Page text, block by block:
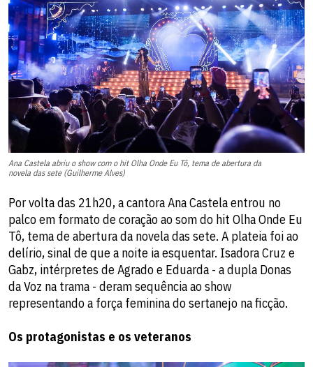
Ana Castela abriu o show com o hit Olha Onde Eu Tô, tema de abertura da
novela das sete (Guilherme Alves)
Por volta das 21h20, a cantora Ana Castela entrou no
palco em formato de coração ao som do hit Olha Onde Eu
Tô, tema de abertura da novela das sete. A plateia foi ao
delírio, sinal de que a noite ia esquentar. Isadora Cruz e
Gabz, intérpretes de Agrado e Eduarda - a dupla Donas
da Voz na trama - deram sequência ao show
representando a força feminina do sertanejo na ficção.
Os protagonistas e os veteranos